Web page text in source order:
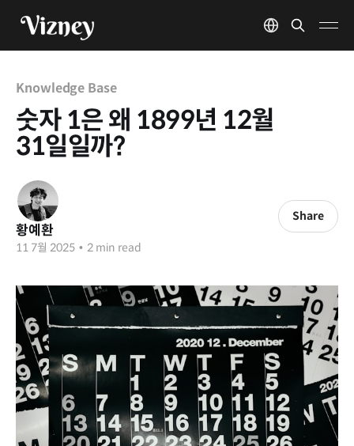
Knowledge Base
숫자 1은 왜 1899년 12월
31일일까?
황예환
11 7월 2025 • 2 min read
Share